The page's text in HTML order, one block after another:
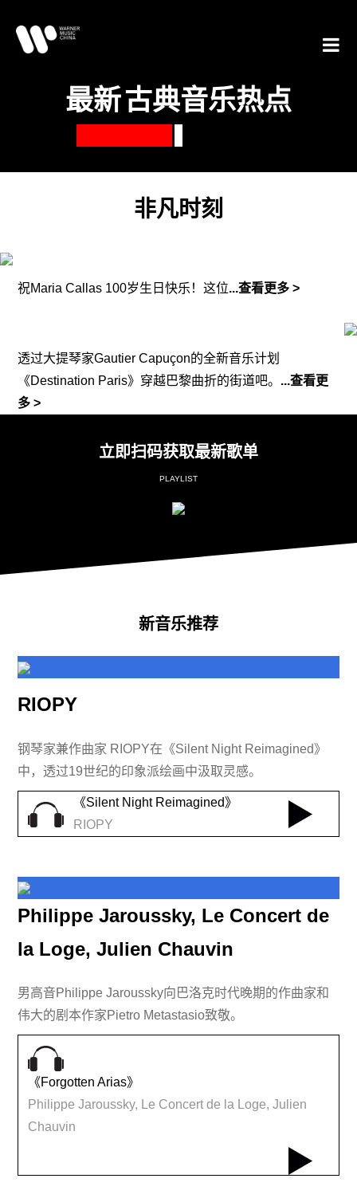
最新古典音乐热点
非凡时刻
祝Maria Callas 100岁生日快乐！这位...查看更多 >
透过大提琴家Gautier Capuçon的全新音乐计划
《Destination Paris》穿越巴黎曲折的街道吧。 ...查看更
多 >
立即扫码获取最新歌单
PLAYLIST
新音乐推荐
RIOPY
钢琴家兼作曲家 RIOPY在《Silent Night Reimagined》
中，透过19世纪的印象派绘画中汲取灵感。
《Silent Night Reimagined》
RIOPY
Philippe Jaroussky, Le Concert de
la Loge, Julien Chauvin
男高音Philippe Jaroussky向巴洛克时代晚期的作曲家和
伟大的剧本作家Pietro Metastasio致敬。
《Forgotten Arias》
Philippe Jaroussky, Le Concert de la Loge, Julien
Chauvin